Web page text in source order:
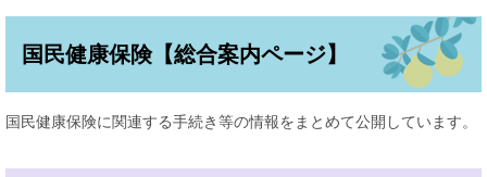
国民健康保険【総合案内ページ】
国民健康保険に関連する手続き等の情報をまとめて公開しています。